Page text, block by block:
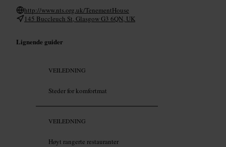
http://www.nts.org.uk/TenementHouse
145 Buccleuch St, Glasgow G3 6QN, UK
Lignende guider
VEILEDNING
Steder for komfortmat
VEILEDNING
Høyt rangerte restauranter